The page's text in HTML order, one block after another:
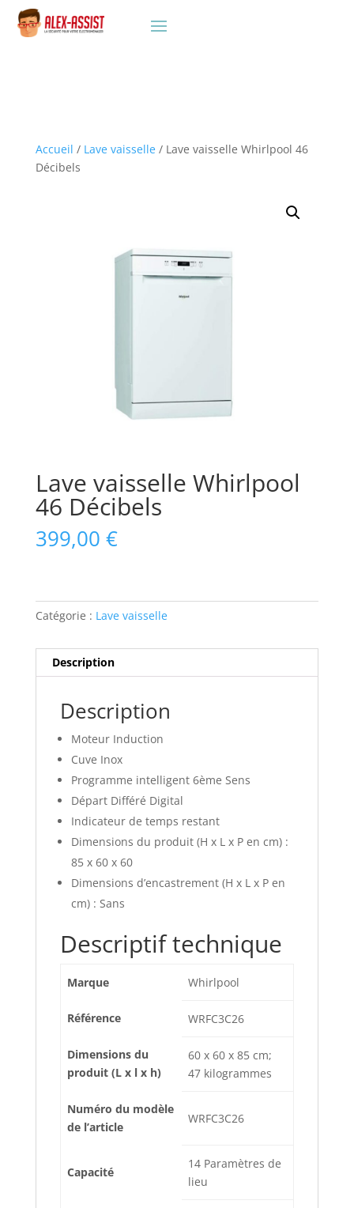
Accueil / Lave vaisselle/ Lave vaisselle Whirlpool 46
Décibels
Lave vaisselle Whirlpool
46 Décibels
399,00 €
Catégorie : Lave vaisselle
Description
Description
Moteur Induction
Cuve Inox
Programme intelligent 6ème Sens
Départ Différé Digital
Indicateur de temps restant
Dimensions du produit (H x L x P en cm) :
85 x 60 x 60
Dimensions d’encastrement (H x L x P en
cm) : Sans
Descriptif technique
Marque ‎Whirlpool
Référence ‎WRFC3C26
Dimensions du
produit (L x l x h)
‎60 x 60 x 85 cm;
47 kilogrammes
Numéro du modèle
de l’article
‎WRFC3C26
Capacité
‎14 Paramètres de
lieu